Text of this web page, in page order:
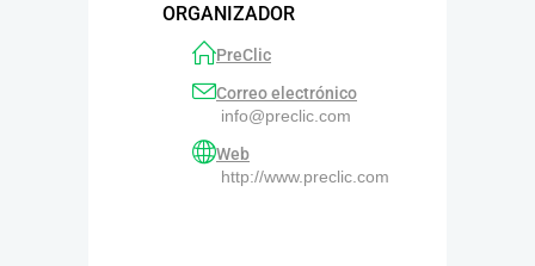
ORGANIZADOR
PreClic
Correo electrónico
info@preclic.com
Web
http://www.preclic.com